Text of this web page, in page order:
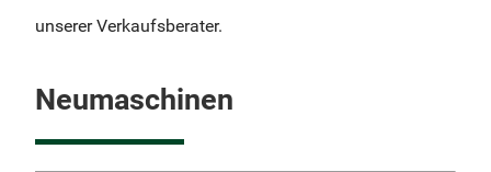
unserer Verkaufsberater.
Neumaschinen